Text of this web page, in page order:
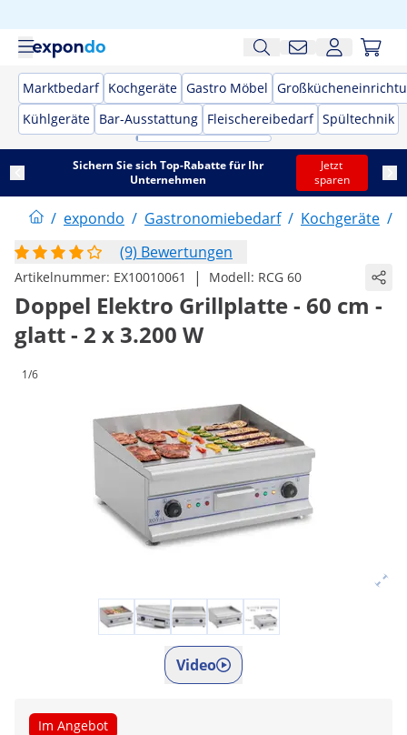
Marktbedarf Kochgeräte Gastro Möbel
Kühlgeräte Bar-Ausstattung Fleischereibedarf Spültechnik
Sichern Sie sich Top-Rabatte für Ihr
Unternehmen
Jetzt
sparen
/ expondo / Gastronomiebedarf / Kochgeräte /
(9) Bewertungen
Artikelnummer: EX10010061 | Modell: RCG 60
Doppel Elektro Grillplatte - 60 cm -
glatt - 2 x 3.200 W
1/6
Video
Im Angebot